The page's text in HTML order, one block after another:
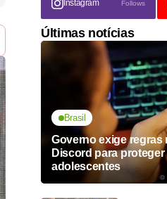
Instagram Follows
Últimas notícias
Brasil
Governo exige regras
Discord para
adolescentes